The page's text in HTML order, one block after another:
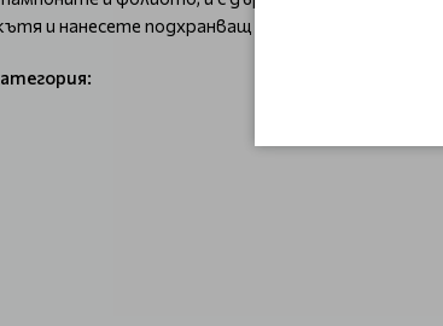
и нанесете подхранващ продукт